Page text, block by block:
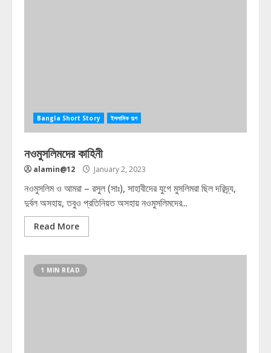
Bangla Short Story ইসলামিক গল্প
নওমুসলিমদের কাহিনী
alamin@12 January 2, 2023
নওমুসলিম ও আমরা – রসুল (সাঃ), সাহাবীদের যুগে মুসলিমরা ছিল দরিদ্র্য,
দুর্বল অসহায়, তবুও প্রতিনিয়ত অসহায় নওমুসলিমদের...
Read More
1 MIN READ